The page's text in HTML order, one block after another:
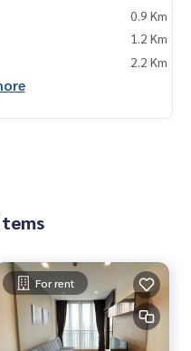
0.9 Km
1.2 Km
2.2 Km
For rent